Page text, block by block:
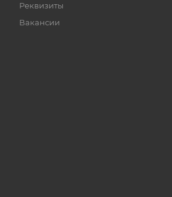
Реквизиты
Вакансии